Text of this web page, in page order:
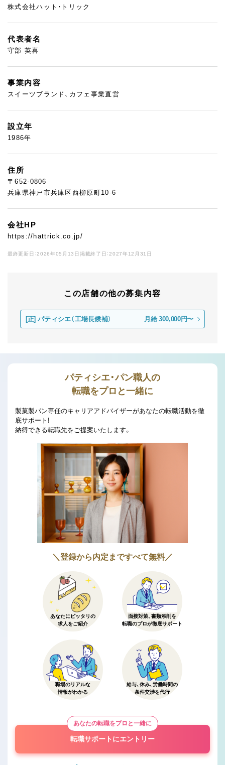
株式会社ハット・トリック
代表者名
守部 英喜
事業内容
スイーツブランド、カフェ事業直営
設立年
1986年
住所
〒652-0806
兵庫県神戸市兵庫区西柳原町10-6
会社HP
https://hattrick.co.jp/
最終更新日：2026年05月13日 掲載終了日：2027年12月31日
この店舗の他の募集内容
[正] パティシエ（工場長候補） 月給 300,000円〜
パティシエ・パン職人の
転職をプロと一緒に
製菓製パン専任のキャリアアドバイザーがあなたの転職活動を徹
底サポート!
納得できる転職先をご提案いたします。
＼登録から内定まですべて無料／
あなたにピッタリの
求人をご紹介
面接対策、書類添削を
転職のプロが徹底サポート
職場のリアルな
情報がわかる
給与、休み、労働時間の
条件交渉を代行
あなたの転職をプロと一緒に
転職サポートにエントリー